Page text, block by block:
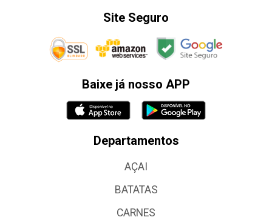
Site Seguro
Baixe já nosso APP
Departamentos
AÇAI
BATATAS
CARNES